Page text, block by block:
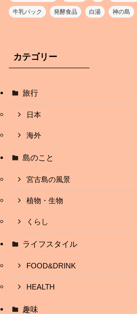
牛乳パック 発酵食品 白湯 神の島
カテゴリー
旅行
日本
海外
島のこと
宮古島の風景
植物・生物
くらし
ライフスタイル
FOOD&DRINK
HEALTH
趣味